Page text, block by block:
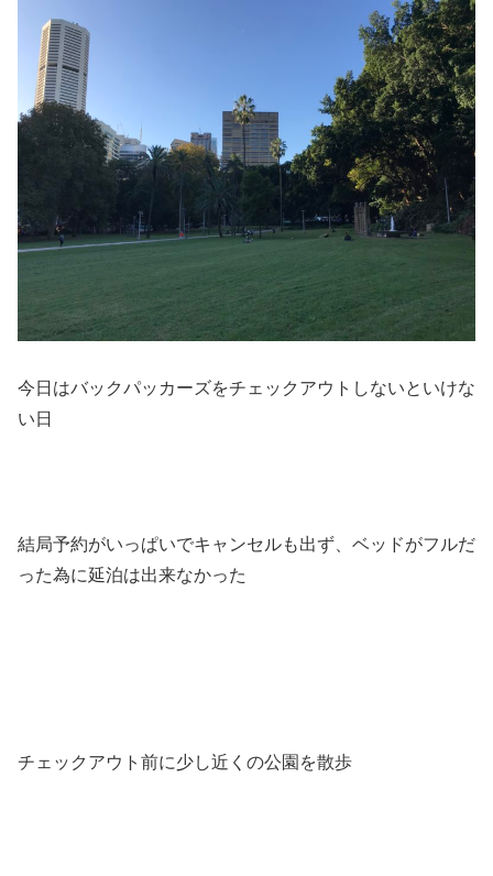
今日はバックパッカーズをチェックアウトしないといけな
い日
結局予約がいっぱいでキャンセルも出ず、ベッドがフルだ
った為に延泊は出来なかった
チェックアウト前に少し近くの公園を散歩